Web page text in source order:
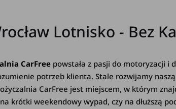
Lotnisko - Bez
CarFree powstała z pasji do motoryzacji i
potrzeb klienta. Stale rozwijamy
CarFree jest miejscem, w którym
krótki weekendowy wypad, czy na dłuższą